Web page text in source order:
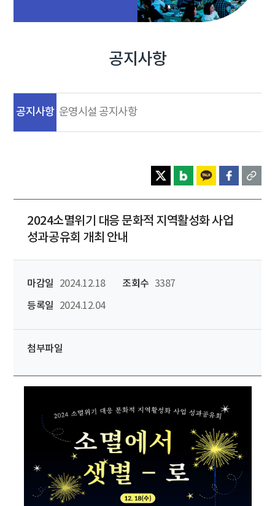
공지사항
공지사항 운영시설 공지사항
2024소멸위기 대응 문화적 지역활성화 사업
성과공유회 개최 안내
마감일 2024.12.18 조회수 3387
등록일
2024.12.04
첨부파일